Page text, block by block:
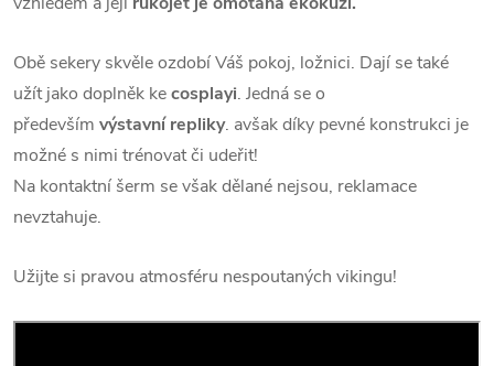
Obě sekery skvěle ozdobí Váš pokoj, ložnici. Dají se také
užít jako doplněk kecosplayi. Jedná se o
především výstavní repliky. avšak díky pevné konstrukci je
možné s nimi trénovat či udeřit!
Na kontaktní šerm se však dělané nejsou, reklamace
nevztahuje.
Užijte si pravou atmosféru nespoutaných vikingu!